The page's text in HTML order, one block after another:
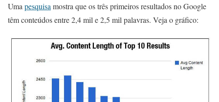
Uma pesquisa mostra que os três primeiros resultados no Google
têm conteúdos entre 2,4 mil e 2,5 mil palavras. Veja o gráfico: